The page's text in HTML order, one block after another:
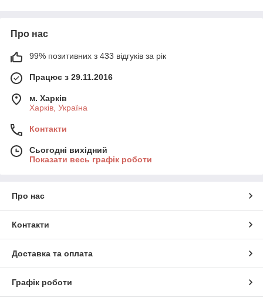
Про нас
99% позитивних з 433 відгуків за рік
Працює з 29.11.2016
м. Харків
Харків, Україна
Контакти
Сьогодні вихідний
Показати весь графік роботи
Про нас
Контакти
Доставка та оплата
Графік роботи